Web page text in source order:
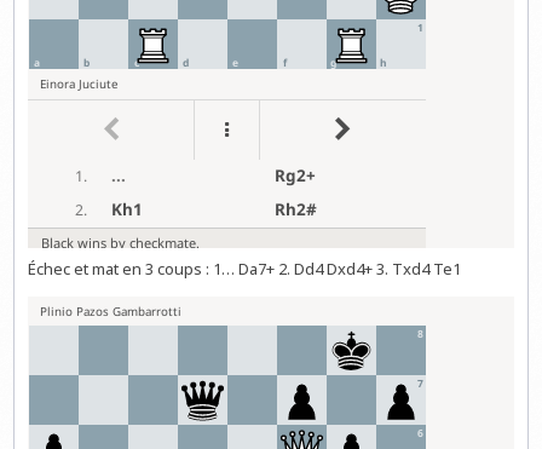
Échec et mat en 3 coups : 1… Da7+ 2. Dd4 Dxd4+ 3. Txd4 Te1